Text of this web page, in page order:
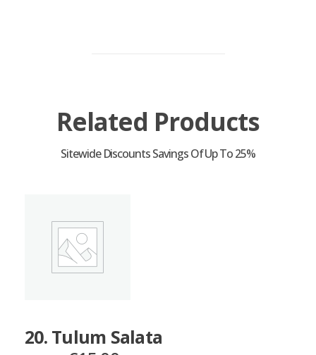
Related Products
20. Tulum Salata